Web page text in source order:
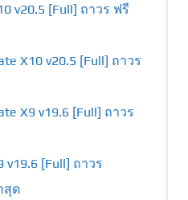
v20.5 [Full] ถาวร ฟรี
X10 v20.5 [Full] ถาวร
X9 v19.6 [Full] ถาวร
v19.6 [Full] ถาวร
สุด